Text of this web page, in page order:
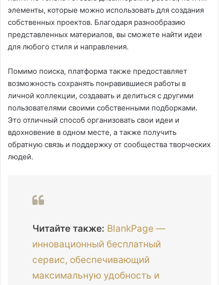
элементы, которые можно использовать для создания
собственных проектов. Благодаря разнообразию
представленных материалов, вы сможете найти идеи
для любого стиля и направления.
Помимо поиска, платформа также предоставляет
возможность сохранять понравившиеся работы в
личной коллекции, создавать и делиться с другими
пользователями своими собственными подборками.
Это отличный способ организовать свои идеи и
вдохновение в одном месте, а также получить
обратную связь и поддержку от сообщества творческих
людей.
Читайте также: BlankPage —
инновационный бесплатный
сервис, обеспечивающий
максимальную удобность и